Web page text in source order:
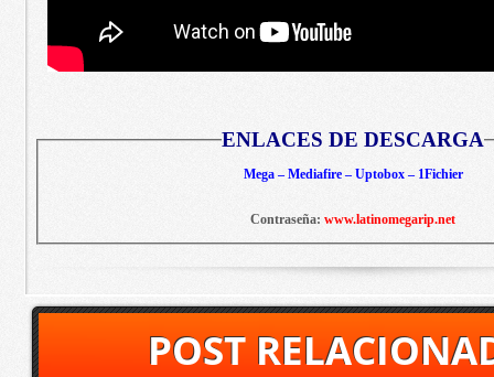
ENLACES DE DESCARGA
Mega – Mediafire – Uptobox – 1Fichier
Contraseña: www.latinomegarip.net
POST